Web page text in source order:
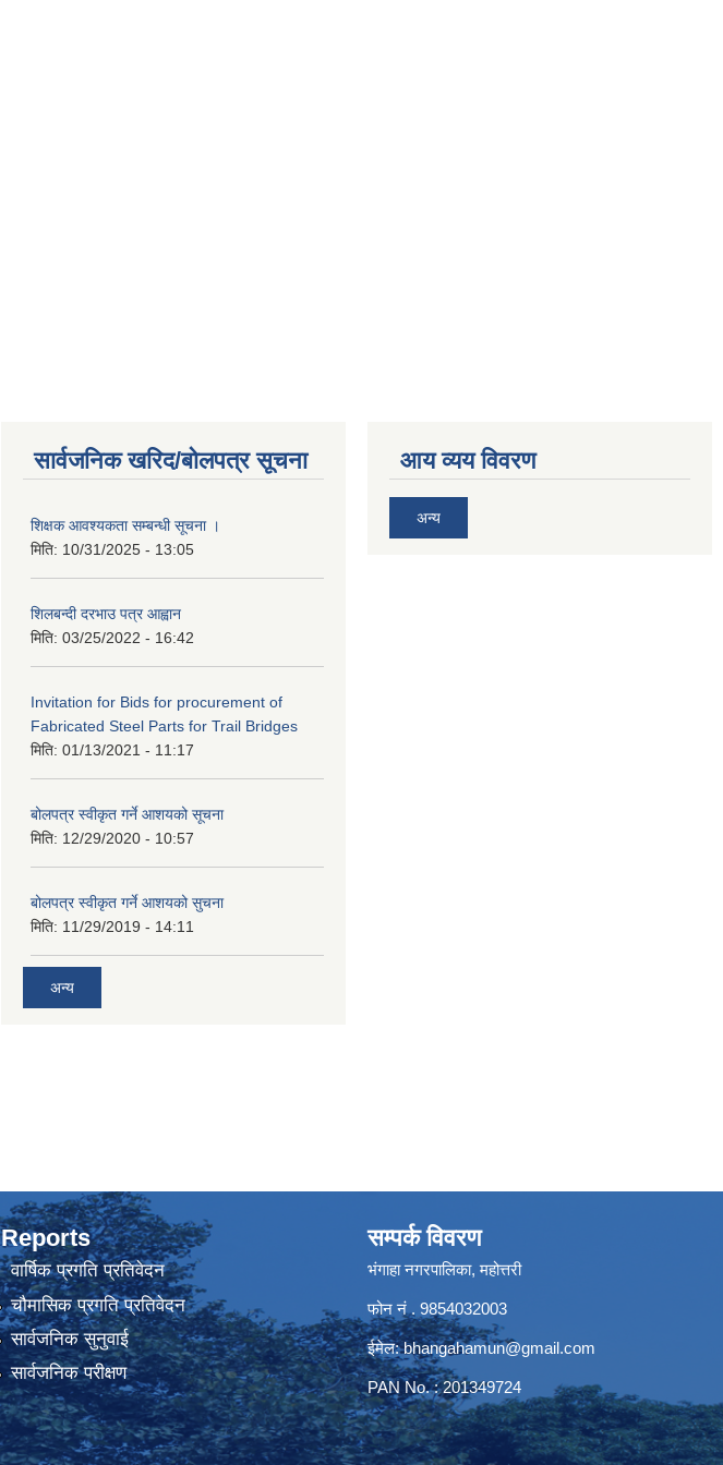
सार्वजनिक खरिद/बोलपत्र सूचना
शिक्षक आवश्यकता सम्बन्धी सूचना ।
मिति: 10/31/2025 - 13:05
शिलबन्दी दरभाउ पत्र आह्वान
मिति: 03/25/2022 - 16:42
Invitation for Bids for procurement of
Fabricated Steel Parts for Trail Bridges
मिति: 01/13/2021 - 11:17
बोलपत्र स्वीकृत गर्ने आशयको सूचना
मिति: 12/29/2020 - 10:57
बोलपत्र स्वीकृत गर्ने आशयको सुचना
मिति: 11/29/2019 - 14:11
अन्य
आय व्यय विवरण
अन्य
Reports
वार्षिक प्रगति प्रतिवेदन
चौमासिक प्रगति प्रतिवेदन
सार्वजनिक सुनुवाई
सार्वजनिक परीक्षण
सम्पर्क विवरण
भंगाहा नगरपालिका, महोत्तरी
फोन नं . 9854032003
ईमेल:bhangahamun@gmail.com
PAN No. : 201349724